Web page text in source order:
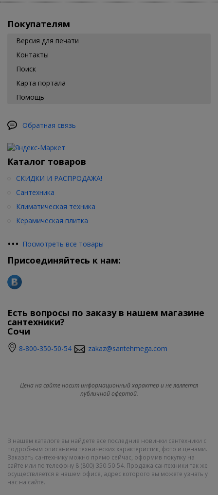
Покупателям
Версия для печати
Контакты
Поиск
Карта портала
Помощь
Обратная связь
Каталог товаров
СКИДКИ И РАСПРОДАЖА!
Сантехника
Климатическая техника
Керамическая плитка
••• Посмотреть все товары
Присоединяйтесь к нам:
Есть вопросы по заказу в нашем магазине
сантехники?
Сочи
8-800-350-50-54 zakaz@santehmega.com
Цена на сайте носит информационный характер и не является
публичной офертой.
В нашем каталоге вы найдете все последние новинки сантехники с
подробным описанием технических характеристик, фото и ценами.
Заказать сантехнику можно прямо сейчас, оформив покупку на
сайте или по телефону 8 (800) 350-50-54. Продажа сантехники так же
осуществляется в нашем офисе, адрес которого вы можете узнать у
нас на сайте.